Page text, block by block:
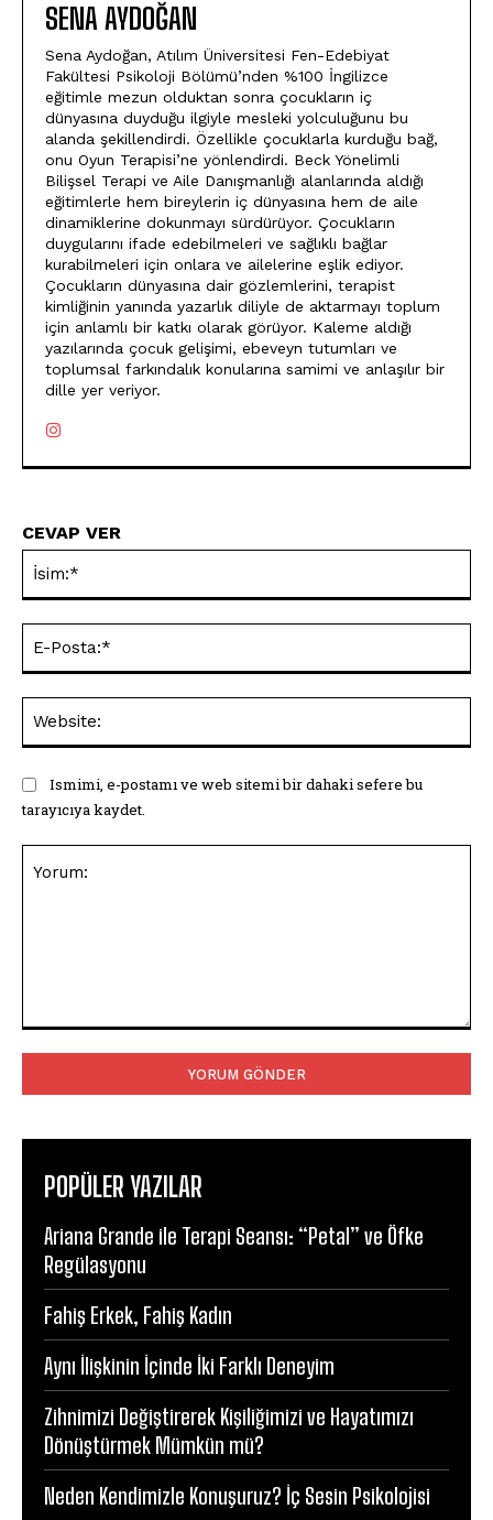
SENA AYDOĞAN
Sena Aydoğan, Atılım Üniversitesi Fen-Edebiyat
Fakültesi Psikoloji Bölümü’nden %100 İngilizce
eğitimle mezun olduktan sonra çocukların iç
dünyasına duyduğu ilgiyle mesleki yolculuğunu bu
alanda şekillendirdi. Özellikle çocuklarla kurduğu bağ,
onu Oyun Terapisi’ne yönlendirdi. Beck Yönelimli
Bilişsel Terapi ve Aile Danışmanlığı alanlarında aldığı
eğitimlerle hem bireylerin iç dünyasına hem de aile
dinamiklerine dokunmayı sürdürüyor. Çocukların
duygularını ifade edebilmeleri ve sağlıklı bağlar
kurabilmeleri için onlara ve ailelerine eşlik ediyor.
Çocukların dünyasına dair gözlemlerini, terapist
kimliğinin yanında yazarlık diliyle de aktarmayı toplum
için anlamlı bir katkı olarak görüyor. Kaleme aldığı
yazılarında çocuk gelişimi, ebeveyn tutumları ve
toplumsal farkındalık konularına samimi ve anlaşılır bir
dille yer veriyor.
CEVAP VER
Ismimi, e-postamı ve web sitemi bir dahaki sefere bu
tarayıcıya kaydet.
POPÜLER YAZILAR
Ariana Grande ile Terapi Seansı: “Petal” ve Öfke
Regülasyonu
Fahiş Erkek, Fahiş Kadın
Aynı İlişkinin İçinde İki Farklı Deneyim
Zihnimizi Değiştirerek Kişiliğimizi ve Hayatımızı
Dönüştürmek Mümkün mü?
Neden Kendimizle Konuşuruz? İç Sesin Psikolojisi